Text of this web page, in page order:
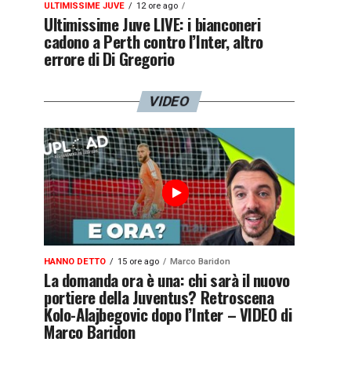
ULTIMISSIME JUVE 12 ore ago
Ultimissime Juve LIVE: i bianconeri
cadono a Perth contro l’Inter, altro
errore di Di Gregorio
VIDEO
HANNO DETTO 15 ore ago Marco Baridon
La domanda ora è una: chi sarà il nuovo
portiere della Juventus? Retroscena
Kolo-Alajbegovic dopo l’Inter – VIDEO di
Marco Baridon